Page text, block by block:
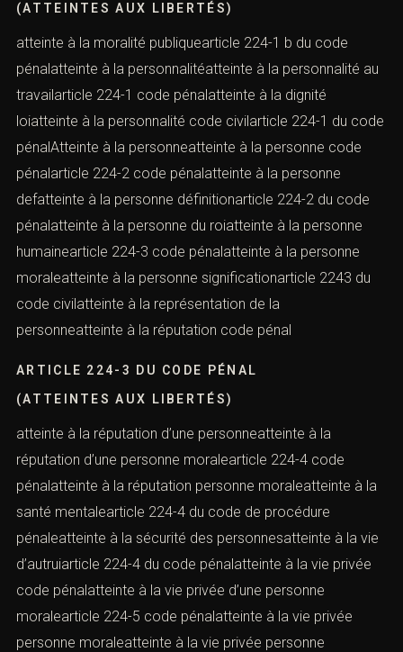
(ATTEINTES AUX LIBERTÉS)
atteinte à la moralité publiquearticle 224-1 b du code
pénalatteinte à la personnalitéatteinte à la personnalité au
travailarticle 224-1 code pénalatteinte à la dignité
loiatteinte à la personnalité code civilarticle 224-1 du code
pénalAtteinte à la personneatteinte à la personne code
pénalarticle 224-2 code pénalatteinte à la personne
defatteinte à la personne définitionarticle 224-2 du code
pénalatteinte à la personne du roiatteinte à la personne
humainearticle 224-3 code pénalatteinte à la personne
moraleatteinte à la personne significationarticle 2243 du
code civilatteinte à la représentation de la
personneatteinte à la réputation code pénal
ARTICLE 224-3 DU CODE PÉNAL
(ATTEINTES AUX LIBERTÉS)
atteinte à la réputation d’une personneatteinte à la
réputation d’une personne moralearticle 224-4 code
pénalatteinte à la réputation personne moraleatteinte à la
santé mentalearticle 224-4 du code de procédure
pénaleatteinte à la sécurité des personnesatteinte à la vie
d’autruiarticle 224-4 du code pénalatteinte à la vie privée
code pénalatteinte à la vie privée d’une personne
moralearticle 224-5 code pénalatteinte à la vie privée
personne moraleatteinte à la vie privée personne